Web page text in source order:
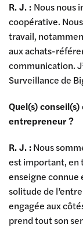
R. J. : Nous nous
coopérative.
travail,
aux achats-
communication.
Surveillance de
Quel(s)
entrepreneur ?
R. J. :Nous
est important, en
enseigne connue
solitude de
engagée aux
prend tout son